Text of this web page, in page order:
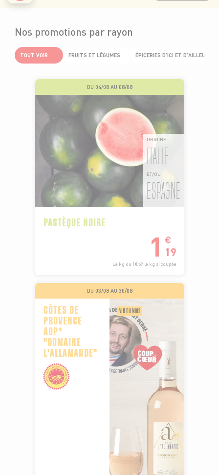
Nos promotions par rayon
TOUT VOIR FRUITS ET LÉGUMES ÉPICERIES D'ICI ET D'AILLEURS
DU 04/08 AU 08/08
ORIGINE
ITALIE
ET/OU
ESPAGNE
PASTÈQUE NOIRE
1 €
19
Le kg ou 1€69 le kg si coupée
DU 03/08 AU 30/08
CÔTES DE
PROVENCE
AOP*
"DOMAINE
L'ALLAMANDE"
VIN DU MOIS